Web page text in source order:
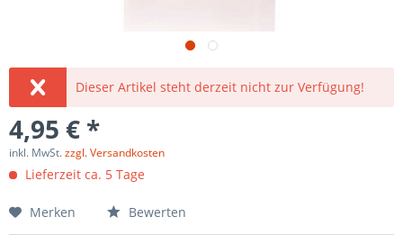
Dieser Artikel steht derzeit nicht zur Verfügung!
4,95 € *
inkl. MwSt.zzgl. Versandkosten
Lieferzeit ca. 5 Tage
Merken Bewerten